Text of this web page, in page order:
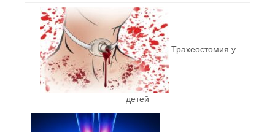
Трахеостомия у
детей